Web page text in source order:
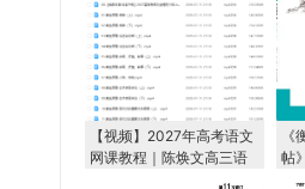
【视频】2027年高考语文
网课教程｜陈焕文高三语
文一轮复习暑假班视频教
帖